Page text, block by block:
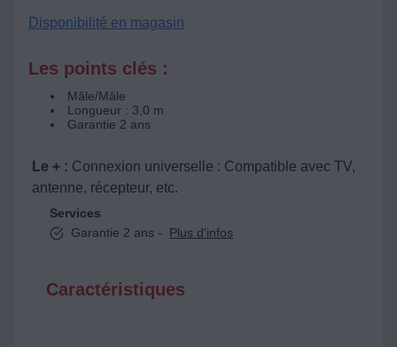
Disponibilité en magasin
Les points clés :
Mâle/Mâle
Longueur : 3,0 m
Garantie 2 ans
Le + : Connexion universelle : Compatible avec TV,
antenne, récepteur, etc.
Services
Garantie 2 ans -
Plus d'infos
Caractéristiques